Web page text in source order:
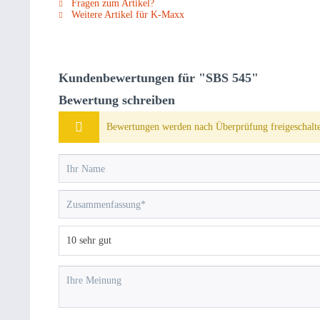
Fragen zum Artikel?
Weitere Artikel für K-Maxx
Kundenbewertungen für "SBS 545"
Bewertung schreiben
Bewertungen werden nach Überprüfung